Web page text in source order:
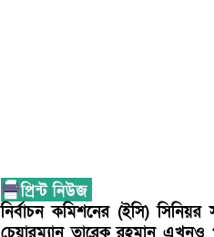
নির্বাচন কমিশনের (ইসি)